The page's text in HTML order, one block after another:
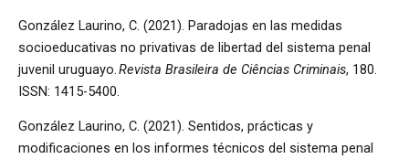
González Laurino, C. (2021). Paradojas en las medidas
socioeducativas no privativas de libertad del sistema penal
juvenil uruguayo.Revista Brasileira de Ciências Criminais, 180.
ISSN: 1415-5400.
González Laurino, C. (2021). Sentidos, prácticas y
modificaciones en los informes técnicos del sistema penal